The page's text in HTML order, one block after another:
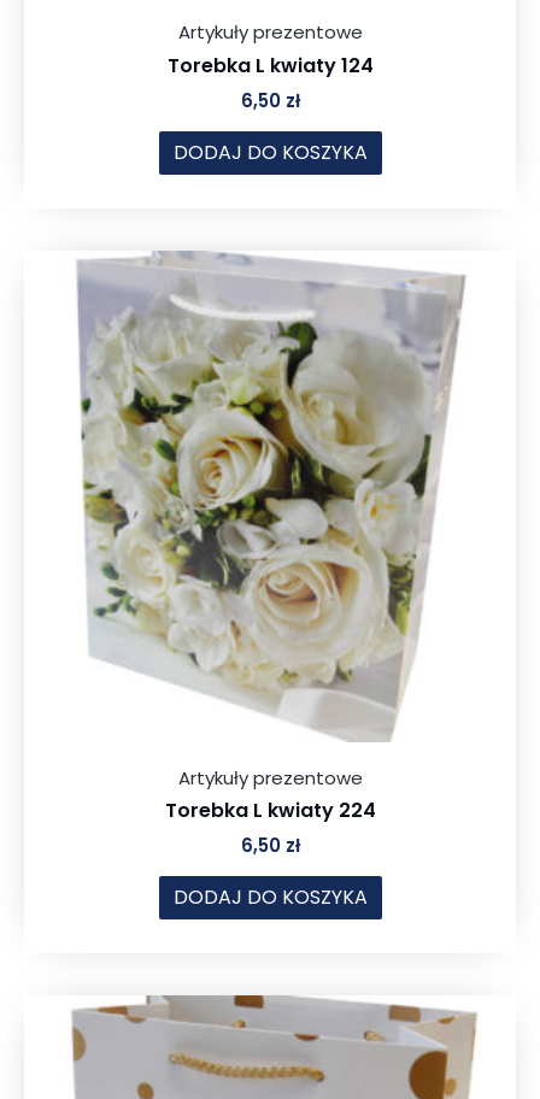
Artykuły prezentowe
Torebka L kwiaty 124
6,50 zł
DODAJ DO KOSZYKA
Artykuły prezentowe
Torebka L kwiaty 224
6,50 zł
DODAJ DO KOSZYKA